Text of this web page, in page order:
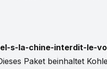
s-la-chine-interdit-le-
Paket beinhaltet